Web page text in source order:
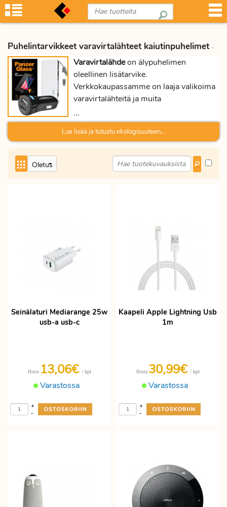
Puhelintarvikkeet varavirtalähteet kaiutinpuhelimet -
Varavirtalähdeon älypuhelimen
oleellinen lisätarvike.
Verkkokaupassamme on laaja valikoima
varavirtalähteitä ja muita
...
Lue lisää ja tutustu ekologisuuteen...
Seinälaturi Mediarange 25w
usb-a usb-c
Varastossa
Hinta 13,06€ / kpl
-
+
Kaapeli Apple Lightning Usb
1m
Varastossa
Hinta 30,99€ / kpl
-
+